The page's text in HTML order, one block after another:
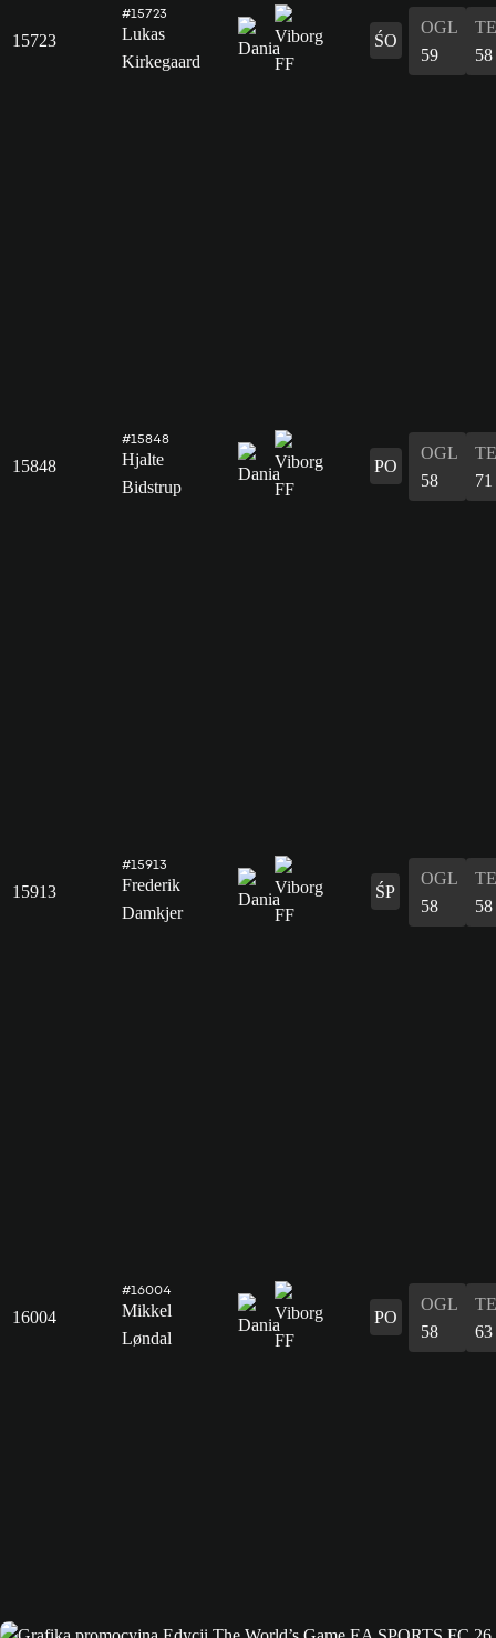
15723
#15723
Lukas
Kirkegaard
ŚO
OGL
59
58
15848
#15848
Hjalte
Bidstrup
PO
OGL
58
71
15913
#15913
Frederik
Damkjer
ŚP
OGL
58
58
16004
#16004
Mikkel
Løndal
PO
OGL
58
63